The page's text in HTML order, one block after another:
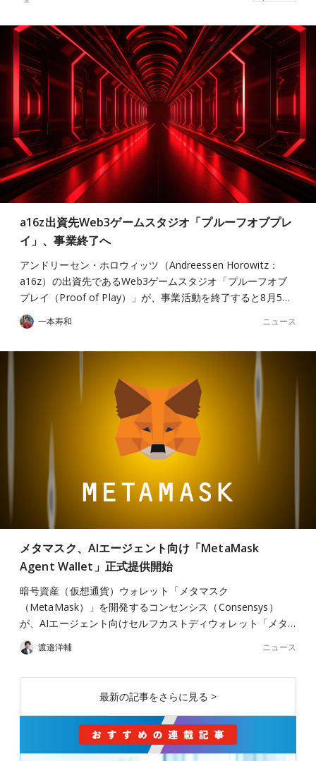
a16z出資先Web3ゲームスタジオ「プルーフオブプレ
イ」、事業終了へ
アンドリーセン・ホロウィッツ（Andreessen Horowitz：
a16z）の出資先であるWeb3ゲームスタジオ「プルーフオブ
プレイ（Proof of Play）」が、事業活動を終了すると8月5…
一本寿和 ニュース
メタマスク、AIエージェント向け「MetaMask
Agent Wallet」正式提供開始
暗号資産（仮想通貨）ウォレット「メタマスク
（MetaMask）」を開発するコンセンシス（Consensys）
が、AIエージェント向けセルフカストディウォレット「メタ…
渡邉洋輔 ニュース
最新の記事をさらに見る >